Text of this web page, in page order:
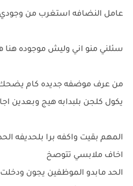
عامل النضافه استغرب من
سئلني منو اني وليش موجوده
من عرف موضفه جديده كام
يكول كلجن بلبدابه هيج وبعدين
المهم بقيت واكفه برا بلحديفه
اخاف ملابسي تتوصخ
الحد مابدو الموظفين يجون ودخلت